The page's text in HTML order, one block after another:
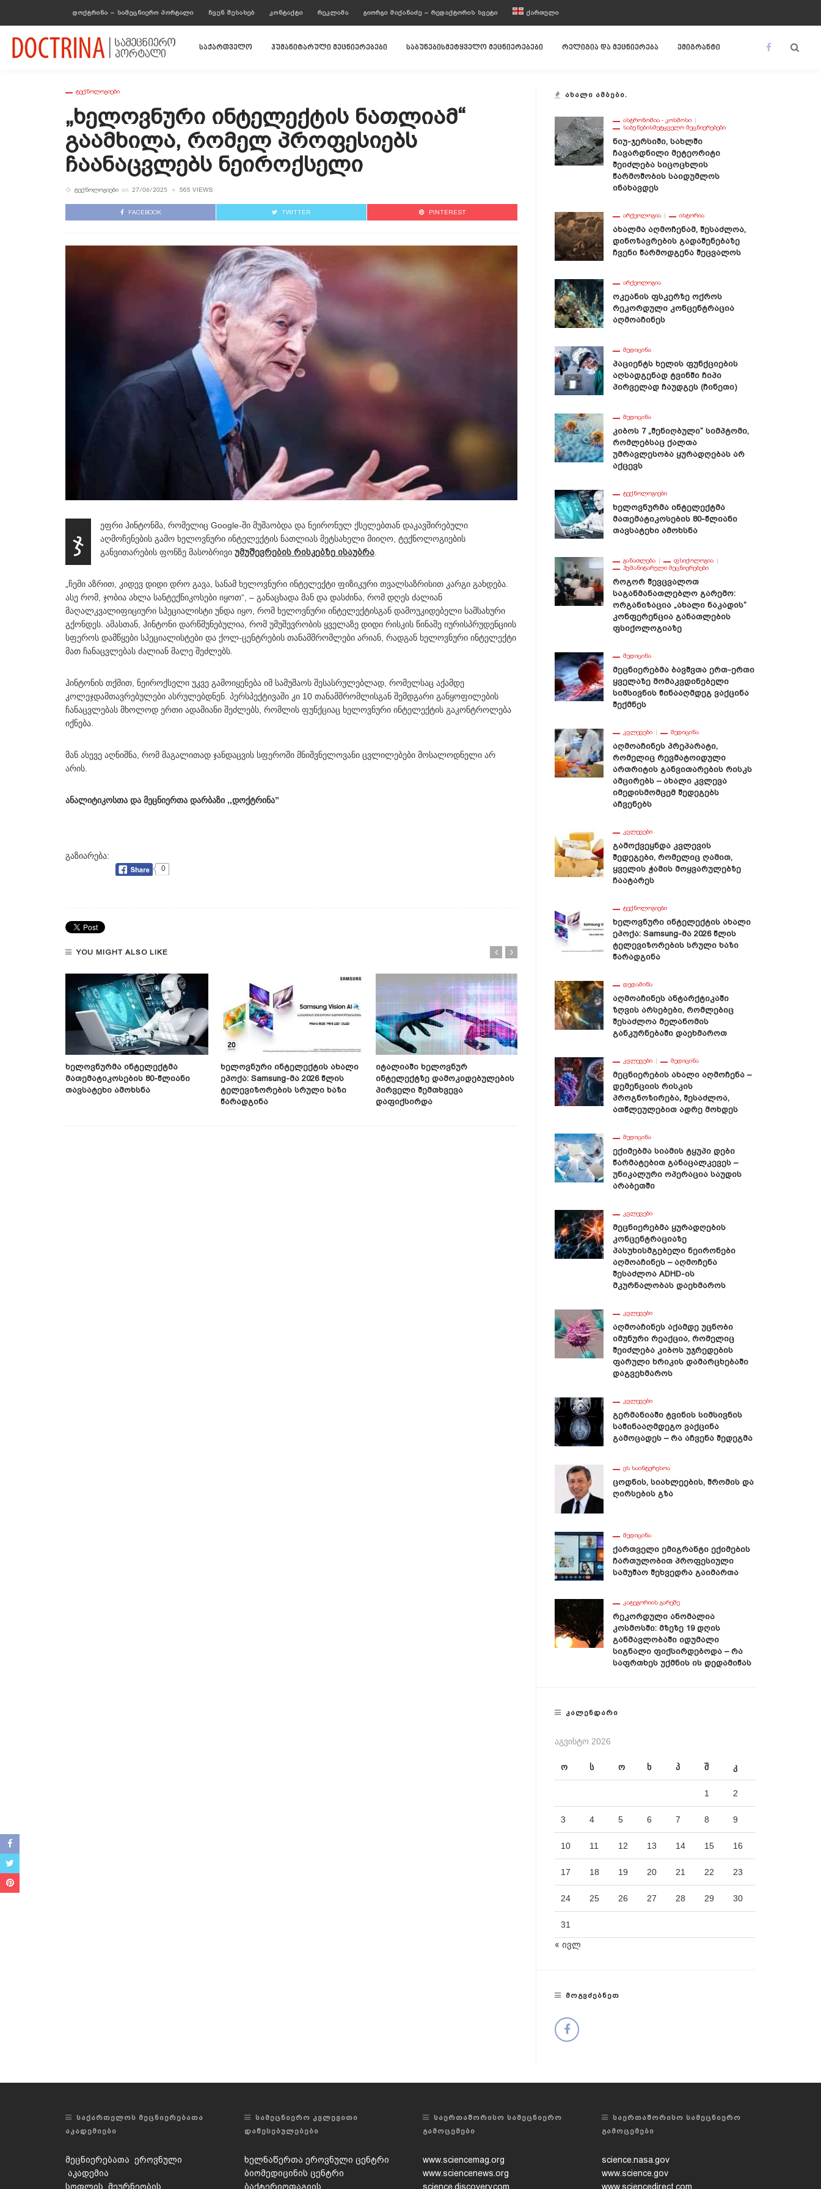
ᲓᲝᲥᲢᲠᲘᲜᲐ – ᲡᲐᲛᲔᲪᲜᲘᲔᲠᲝ ᲞᲝᲠᲢᲐᲚᲘ ᲩᲕᲔᲜ ᲨᲔᲡᲐᲮᲔᲑ ᲙᲝᲜᲢᲐᲥᲢᲘ ᲠᲔᲙᲚᲐᲛᲐ ᲒᲘᲝᲠᲒᲘ ᲛᲘᲥᲐᲜᲐᲫᲔ – ᲠᲔᲓᲐᲥᲢᲝᲠᲘᲡ ᲡᲕᲔᲢᲘ ᲥᲐᲠᲗᲣᲚᲘ
საქართველო ჰუმანიტარული მეცნიერებები საბუნებისმეტყველო მეცნიერებები რელიგია და მეცნიერება ემიგრანტი
ᲢᲔᲥᲜᲝᲚᲝᲒᲘᲔᲑᲘ
„ხელოვნური Ინტელექტის Ნათლიამ“
Გაამხილა, Რომელ Პროფესიებს
Ჩაანაცვლებს Ნეიროქსელი
ᲢᲔᲥᲜᲝᲚᲝᲒᲘᲔᲑᲘ on 27/06/2025 565 VIEWS
FACEBOOK TWITTER PINTEREST
ჯ
ეფრი ჰინტონმა, რომელიც Google-ში მუშაობდა და ნეირონულ ქსელებთან დაკავშირებული
აღმოჩენების გამო ხელოვნური ინტელექტის ნათლიას მეტსახელი მიიღო, ტექნოლოგიების
განვითარების ფონზე მასობრივი უმუშევრების რისკებზე ისაუბრა
„ჩემი აზრით, კიდევ დიდი დრო გავა, სანამ ხელოვნური ინტელექტი ფიზიკური თვალსაზრისით კარგი გახდება.
ასე რომ, ჯობია ახლა სანტექნიკოსები იყოთ“, – განაცხადა მან და დასძინა, რომ დღეს ძალიან
მაღალკვალიფიციური სპეციალისტი უნდა იყო, რომ ხელოვნური ინტელექტისგან დამოუკიდებელი სამსახური
გქონდეს. ამასთან, ჰინტონი დარწმუნებულია, რომ უმუშევრობის ყველაზე დიდი რისკის წინაშე იურისპრუდენციის
სფეროს დამწყები სპეციალისტები და ქოლ-ცენტრების თანამშრომლები არიან, რადგან ხელოვნური ინტელექტი
მათ ჩანაცვლებას ძალიან მალე შეძლებს.
ჰინტონის თქმით, ნეიროქსელი უკვე გამოიყენება იმ სამუშაოს შესასრულებლად, რომელსაც აქამდე
კოლეჯდამთავრებულები ასრულებდნენ. პერსპექტივაში კი 10 თანამშრომლისგან შემდგარი განყოფილების
ჩანაცვლებას მხოლოდ ერთი ადამიანი შეძლებს, რომლის ფუნქციაც ხელოვნური ინტელექტის გაკონტროლება
იქნება.
მან ასევე აღნიშნა, რომ მაგალითად ჯანდაცვის სფეროში მნიშვნელოვანი ცვლილებები მოსალოდნელი არ
არის.
ანალიტიკოსთა და მეცნიერთა დარბაზი ,,დოქტრინა”
გაზიარება:
0
YOU MIGHT ALSO LIKE
Ხელოვნურმა Ინტელექტმა
Მათემატიკოსების 80-Წლიანი
Თავსატეხი Ამოხსნა
Ხელოვნური Ინტელექტის Ახალი
Ეპოქა: Samsung-Მა 2026 Წლის
Ტელევიზორების Სრული Ხაზი
Წარადგინა
Იტალიაში Ხელოვნურ
Ინტელექტზე Დამოკიდებულების
Პირველი Შემთხვევა
Დაფიქსირდა
Alibaba-Ს Ხელოვნურმა
Ინტელექტმა Ტესტირების Დროს
Კრიპტოვალუტის Მაინინგი
Სცადა
Ხელოვნური Ინტელექტი
Სახეების Გენერირებას Სულ
Უფრო Და Უფრო Ახერხებს —
Უახლესი Კვლევის Შედეგები
ᲐᲮᲐᲚᲘ ᲐᲛᲑᲔᲑᲘ.
ᲐᲡᲢᲠᲝᲜᲝᲛᲘᲐ - ᲙᲝᲡᲛᲝᲡᲘ
ᲡᲐᲑᲣᲜᲔᲑᲘᲡᲛᲔᲢᲧᲕᲔᲚᲝ ᲛᲔᲪᲜᲘᲔᲠᲔᲑᲔᲑᲘ
Ნიუ-Ჯერსიში, Სახლში
Ჩავარდნილი Მეტეორიტი
Შეიძლება Სიცოცხლის
Წარმოშობის Საიდუმლოს
Ინახავდეს
ᲐᲠᲥᲔᲝᲚᲝᲒᲘᲐ ᲘᲡᲢᲝᲠᲘᲐ
Ახალმა Აღმოჩენამ, Შესაძლოა,
Დინოზავრების Გადაშენებაზე
Ჩვენი Წარმოდგენა Შეცვალოს
ᲐᲠᲥᲔᲝᲚᲝᲒᲘᲐ
Ოკეანის Ფსკერზე Ოქროს
Რეკორდული Კონცენტრაცია
Აღმოაჩინეს
ᲛᲔᲓᲘᲪᲘᲜᲐ
Პაციენტს Ხელის Ფუნქციების
Აღსადგენად Ტვინში Ჩიპი
Პირველად Ჩაუდგეს (ჩინეთი)
ᲛᲔᲓᲘᲪᲘᲜᲐ
Კიბოს 7 „შენიღბული“ Სიმპტომი,
Რომლებსაც Ქალთა
Უმრავლესობა Ყურადღებას Არ
Აქცევს
ᲢᲔᲥᲜᲝᲚᲝᲒᲘᲔᲑᲘ
Ხელოვნურმა Ინტელექტმა
Მათემატიკოსების 80-Წლიანი
Თავსატეხი Ამოხსნა
ᲒᲐᲜᲐᲗᲚᲔᲑᲐ
ᲤᲡᲘᲥᲝᲚᲝᲒᲘᲐ
ᲰᲣᲛᲐᲜᲘᲢᲐᲠᲣᲚᲘ ᲛᲔᲪᲜᲘᲔᲠᲔᲑᲔᲑᲘ
Როგორ Შევცვალოთ
Საგანმანათლებლო Გარემო:
Ორგანიზაცია „ახალი Ნაკადის“
Კონფერენცია Განათლების
Ფსიქოლოგიაზე
ᲛᲔᲓᲘᲪᲘᲜᲐ
Მეცნიერებმა Ბავშვთა Ერთ-Ერთი
Ყველაზე Მომაკვდინებელი
Სიმსივნის Წინააღმდეგ Ვაქცინა
Შექმნეს
ᲙᲕᲚᲔᲕᲔᲑᲘ ᲛᲔᲓᲘᲪᲘᲜᲐ
Აღმოაჩინეს Პრეპარატი,
Რომელიც Რევმატოიდული
Ართრიტის Განვითარების Რისკს
Ამცირებს – Ახალი Კვლევა
Იმედისმომცემ Შედეგებს
Აჩვენებს
ᲙᲕᲚᲔᲕᲔᲑᲘ
Გამოქვეყნდა Კვლევის
Შედეგები, Რომელიც Ღამით,
Ყველის Ჭამის Მოყვარულებზე
Ჩაატარეს
ᲢᲔᲥᲜᲝᲚᲝᲒᲘᲔᲑᲘ
Ხელოვნური Ინტელექტის Ახალი
Ეპოქა: Samsung-Მა 2026 Წლის
Ტელევიზორების Სრული Ხაზი
Წარადგინა
ᲓᲔᲓᲐᲛᲘᲬᲐ
Აღმოაჩინეს Ანტარქტიკაში
Ზღვის Არსებები, Რომლებიც
Შესაძლოა Მელანომის
Განკურნებაში Დაეხმაროთ
ᲙᲕᲚᲔᲕᲔᲑᲘ ᲛᲔᲓᲘᲪᲘᲜᲐ
Მეცნიერების Ახალი Აღმოჩენა –
Დემენციის Რისკის
Პროგნოზირება, Შესაძლოა,
Ათწლეულებით Ადრე Მოხდეს
ᲛᲔᲓᲘᲪᲘᲜᲐ
Ექიმებმა Სიამის Ტყუპი Დები
Წარმატებით Განაცალკევეს –
Უნიკალური Ოპერაცია Საუდის
Არაბეთში
ᲙᲕᲚᲔᲕᲔᲑᲘ
Მეცნიერებმა Ყურადღების
Კონცენტრაციაზე
Პასუხისმგებელი Ნეირონები
Აღმოაჩინეს – Აღმოჩენა
Შესაძლოა ADHD-Ის
Მკურნალობას Დაეხმაროს
ᲙᲕᲚᲔᲕᲔᲑᲘ
Აღმოაჩინეს Აქამდე Უცნობი
Იმუნური Რეაქცია, Რომელიც
Შეიძლება Კიბოს Უჯრედების
Ფარული Ხრიკის Დამარცხებაში
Დაგვეხმაროს
ᲙᲕᲚᲔᲕᲔᲑᲘ
Გერმანიაში Ტვინის Სიმსივნის
Საწინააღმდეგო Ვაქცინა
Გამოცადეს – Რა Აჩვენა Შედეგმა
ᲔᲡ ᲡᲐᲘᲜᲢᲔᲠᲔᲡᲝᲐ
Ცოდნის, Სიახლეების, Შრომის Და
Ღირსების Გზა
ᲛᲔᲓᲘᲪᲘᲜᲐ
Ქართველი Ემიგრანტი Ექიმების
Ჩართულობით Პროფესიული
Სამუშაო Შეხვედრა Გაიმართა
ᲙᲐᲢᲔᲒᲝᲠᲘᲘᲡ ᲒᲐᲠᲔᲨᲔ
Რეკორდული Ანომალია
Კოსმოსში: Მზეზე 19 Დღის
Განმავლობაში Იდუმალი
Სიგნალი Ფიქსირდებოდა – Რა
Საფრთხეს Უქმნის Ის Დედამიწას
ᲙᲐᲚᲔᲜᲓᲐᲠᲘ
ᲐᲒᲕᲘᲡᲢᲝ 2026
ო ს ო ხ პ შ კ
1 2
3 4 5 6 7 8 9
10 11 12 13 14 15 16
17 18 19 20 21 22 23
24 25 26 27 28 29 30
31
« ივლ
ᲛᲝᲒᲕᲫᲔᲑᲜᲔᲗ
ᲡᲐᲥᲐᲠᲗᲔᲚᲝᲡ ᲛᲔᲪᲜᲘᲔᲠᲔᲑᲐᲗᲐ
ᲐᲙᲐᲓᲔᲛᲘᲔᲑᲘ
მეცნიერებათა ეროვნული
აკადემია
სოფლის მეურნეობის
ᲡᲐᲛᲔᲪᲜᲘᲔᲠᲝ ᲙᲕᲚᲔᲕᲘᲗᲘ
ᲓᲐᲬᲔᲡᲔᲑᲣᲚᲔᲑᲔᲑᲘ
ხელნაწერთა ეროვნული ცენტრი
ბიომედიცინის ცენტრი
ბაქტერიოფაგიის,
ᲡᲐᲔᲠᲗᲐᲨᲝᲠᲘᲡᲝ ᲡᲐᲛᲔᲪᲜᲘᲔᲠᲝ
ᲒᲐᲛᲝᲪᲔᲛᲔᲑᲘ
www.sciencemag.org
www.sciencenews.org
science.discovery.com
ᲡᲐᲔᲠᲗᲐᲨᲝᲠᲘᲡᲝ ᲡᲐᲛᲔᲪᲜᲘᲔᲠᲝ
ᲒᲐᲛᲝᲪᲔᲛᲔᲑᲘ
science.nasa.gov
www.science.gov
www.sciencedirect.com